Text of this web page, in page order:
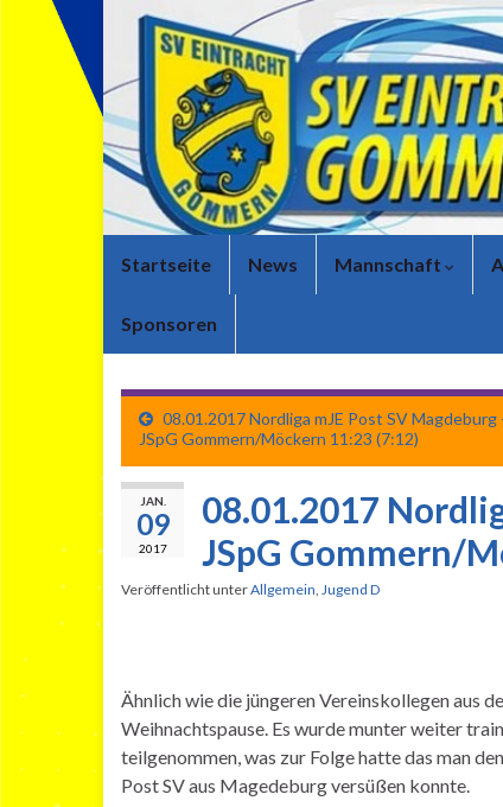
Startseite News Mannschaft
Sponsoren
08.01.2017 Nordliga mJE Post SV Magdeburg
JSpG Gommern/Möckern 11:23 (7:12)
JAN.
09
2017
08.01.2017
JSpG Gommern/
Veröffentlicht unterAllgemein, Jugend D
Ähnlich wie die jüngeren Vereinskollegen aus
Weihnachtspause. Es wurde munter weiter
teilgenommen, was zur Folge hatte das man
Post SV aus Magedeburg versüßen konnte.